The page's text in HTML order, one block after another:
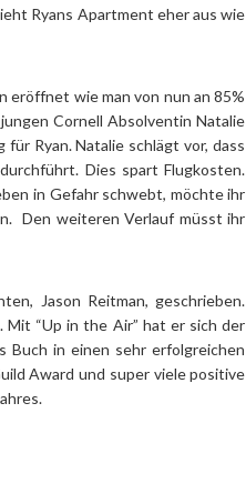
Ryans Apartment eher aus wie
eröffnet wie man von nun an 85%
Cornell Absolventin Natalie
Ryan. Natalie schlägt vor, dass
Dies spart Flugkosten.
in Gefahr schwebt, möchte ihr
Den weiteren Verlauf müsst ihr
Jason Reitman, geschrieben.
Mit “Up in the Air” hat er sich der
Buch in einen sehr erfolgreichen
Award und super viele positive